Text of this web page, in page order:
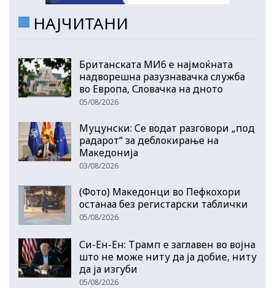
НАЈЧИТАНИ
Британската МИ6 е најмоќната
надворешна разузнавачка служба
во Европа, Словачка на дното
05/08/2026
Муцунски: Се водат разговори „под
радарот“ за деблокирање на
Македонија
03/08/2026
(Фото) Македонци во Пефкохори
останаа без регистарски таблички
05/08/2026
Си-Ен-Ен: Трамп е заглавен во војна
што не може ниту да ја добие, ниту
да ја изгуби
05/08/2026